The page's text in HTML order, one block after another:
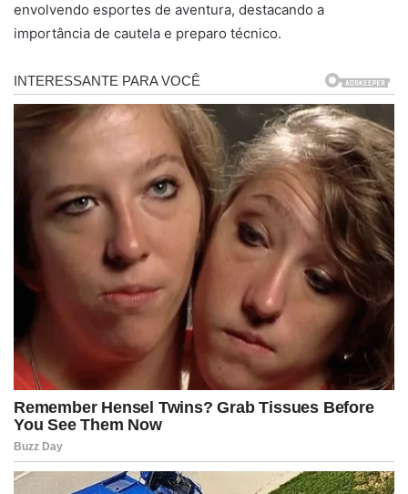
envolvendo esportes de aventura, destacando a
importância de cautela e preparo técnico.